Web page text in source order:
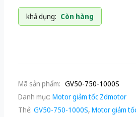
khả dụng: Còn hàng
Mã sản phẩm: GV50-750-1000S
Danh mục: Motor giảm tốc Zdmotor
Thẻ: GV50-750-1000S, Motor giảm